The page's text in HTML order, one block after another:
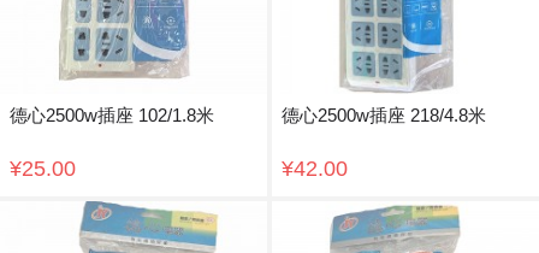
德心2500w插座 102/1.8米
¥25.00
德心2500w插座 218/4.8米
¥42.00